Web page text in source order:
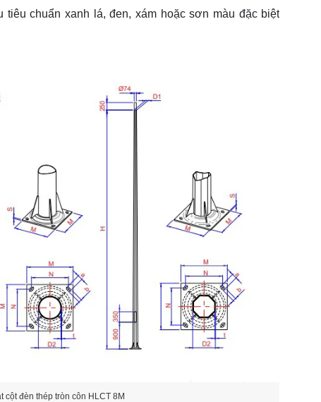
chuẩn xanh lá, đen, xám hoặc sơn màu đặc biệt
cột đèn thép tròn côn HLCT 8M